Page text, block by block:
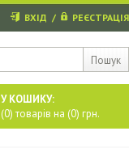
Пошук
ВХІД / РЕЄСТРАЦІЯ
У КОШИКУ:
(0) товарів на (0) грн.